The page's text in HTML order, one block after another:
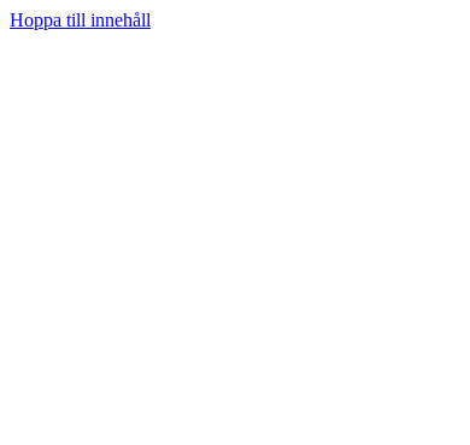
Hoppa till innehåll